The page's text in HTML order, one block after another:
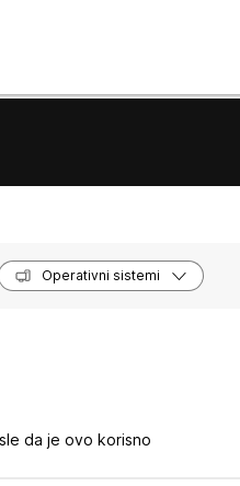
Operativni sistemi
da je ovo korisno